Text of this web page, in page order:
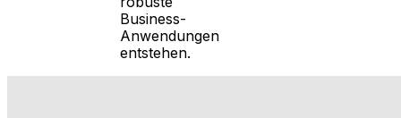
Business-
Anwendungen
entstehen.